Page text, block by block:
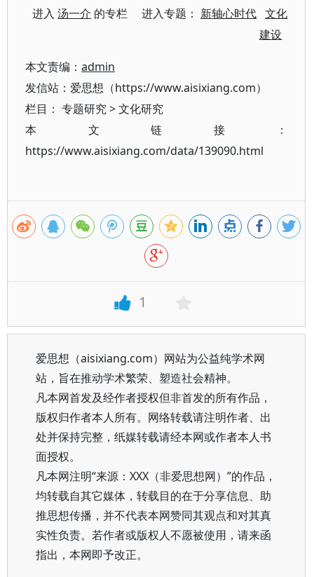
进入汤一介 的专栏 进入专题： 新轴心时代 文化
建设
本文责编： admin
发信站：爱思想（https://www.aisixiang.com）
栏目： 专题研究>文化研究
本文链接：
https://www.aisixiang.com/data/139090.html
1
爱思想（aisixiang.com）网站为公益纯学术网
站，旨在推动学术繁荣、塑造社会精神。
凡本网首发及经作者授权但非首发的所有作品，
版权归作者本人所有。网络转载请注明作者、出
处并保持完整，纸媒转载请经本网或作者本人书
面授权。
凡本网注明“来源：XXX（非爱思想网）”的作品，
均转载自其它媒体，转载目的在于分享信息、助
推思想传播，并不代表本网赞同其观点和对其真
实性负责。若作者或版权人不愿被使用，请来函
指出，本网即予改正。